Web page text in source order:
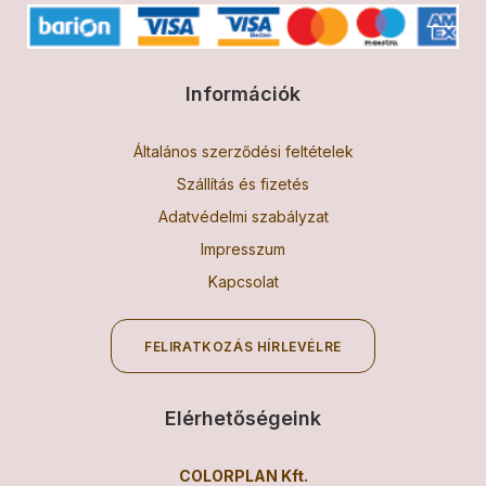
Információk
Általános szerződési feltételek
Szállítás és fizetés
Adatvédelmi szabályzat
Impresszum
Kapcsolat
FELIRATKOZÁS HÍRLEVÉLRE
Elérhetőségeink
COLORPLAN Kft.